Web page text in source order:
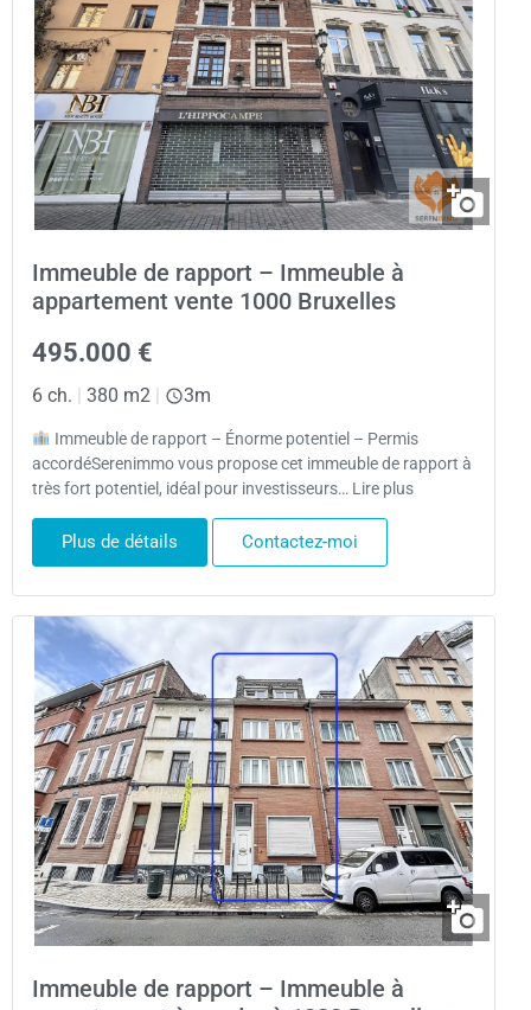
Immeuble de rapport – Immeuble à
appartement vente 1000 Bruxelles
495.000 €
6 ch. | 380 m2 | 3m
Immeuble de rapport – Énorme potentiel – Permis
accordéSerenimmo vous propose cet immeuble de rapport à
très fort potentiel, idéal pour investisseurs… Lire plus
Plus de détails Contactez-moi
Immeuble de rapport – Immeuble à